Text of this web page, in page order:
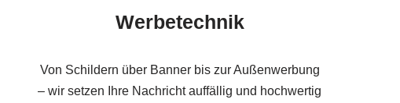
Werbetechnik
Von Schildern über Banner bis zur Außenwerbung
– wir setzen Ihre Nachricht auffällig und hochwertig